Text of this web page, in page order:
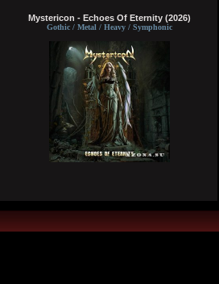
Mystericon - Echoes Of Eternity (2026)
Gothic / Metal / Heavy / Symphonic